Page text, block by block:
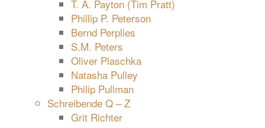
T. A. Payton (Tim Pratt)
Phillip P. Peterson
Bernd Perplies
S.M. Peters
Oliver Plaschka
Natasha Pulley
Philip Pullman
Schreibende Q – Z
Grit Richter